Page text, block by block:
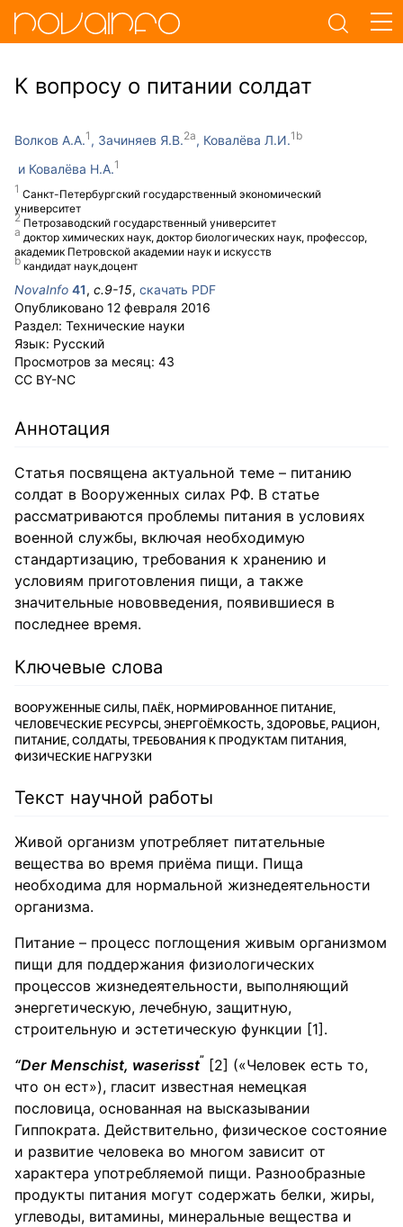
К вопросу о питании солдат
Волков А.А.
Санкт-Петербургский государственный экономический
университет
Зачиняев Я.В.
Петрозаводский государственный университет
доктор химических наук, доктор биологических наук, профессор,
академик Петровской академии наук и искусств
Ковалёва Л.И.
кандидат наук,доцент
Ковалёва Н.А.
NovaInfo 41, с.9-15, скачать PDF
Опубликовано 12 февраля 2016
Раздел: Технические науки
Язык: Русский
Просмотров за месяц: 43
CC BY-NC
Аннотация
Статья посвящена актуальной теме – питанию
солдат в Вооруженных силах РФ. В статье
рассматриваются проблемы питания в условиях
военной службы, включая необходимую
стандартизацию, требования к хранению и
условиям приготовления пищи, а также
значительные нововведения, появившиеся в
последнее время.
Ключевые слова
ВООРУЖЕННЫЕ СИЛЫ, ПАЁК, НОРМИРОВАННОЕ ПИТАНИЕ,
ЧЕЛОВЕЧЕСКИЕ РЕСУРСЫ, ЭНЕРГОЁМКОСТЬ, ЗДОРОВЬЕ, РАЦИОН,
ПИТАНИЕ, СОЛДАТЫ, ТРЕБОВАНИЯ К ПРОДУКТАМ ПИТАНИЯ,
ФИЗИЧЕСКИЕ НАГРУЗКИ
Текст научной работы
Живой организм употребляет питательные
вещества во время приёма пищи. Пища
необходима для нормальной жизнедеятельности
организма.
Питание – процесс поглощения живым организмом
пищи для поддержания физиологических
процессов жизнедеятельности, выполняющий
энергетическую, лечебную, защитную,
строительную и эстетическую функции [1].
“Der Menschist, waserisst” [2] («Человек есть то,
что он ест»), гласит известная немецкая
пословица, основанная на высказывании
Гиппократа. Действительно, физическое состояние
и развитие человека во многом зависит от
характера употребляемой пищи. Разнообразные
продукты питания могут содержать белки, жиры,
углеводы, витамины, минеральные вещества и